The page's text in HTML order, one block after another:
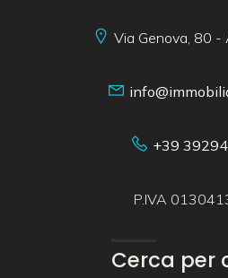
Via Genova, 80 -
+39
P.IVA
Cerca per